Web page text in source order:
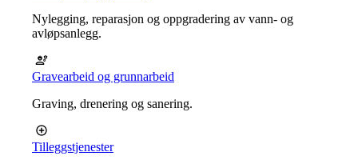
Nylegging, reparasjon og oppgradering av vann- og
avløpsanlegg.
Gravearbeid og grunnarbeid
Graving, drenering og sanering.
Tilleggstjenester